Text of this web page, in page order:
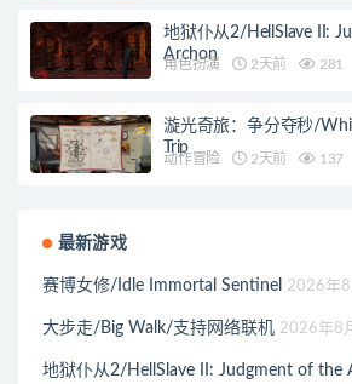
地狱仆从2/HellSlave II:
Archon
角色扮演 2天前 281
漩光奇旅：争分夺秒/
Trip
动作冒险 2天前 137
最新游戏
赛博女修/Idle Immortal Sentinel 2026年8
大步走/Big Walk/支持网络联机 2026年8
地狱仆从2/HellSlave II: Judgment of the